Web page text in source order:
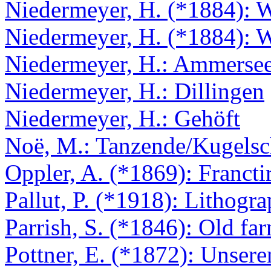
Niedermeyer, H. (*1884):
Niedermeyer, H. (*1884):
Niedermeyer, H.:
Niedermeyer, H.: Dillingen
Niedermeyer, H.: Gehöft
Noë, M.: Tanzende/
Oppler, A. (*1869):
Pallut, P. (*1918):
Parrish, S. (*1846): Old
Pottner, E. (*1872):